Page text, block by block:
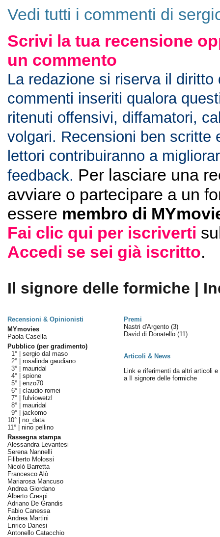
Vedi tutti i commenti di
Scrivi la tua recensione
un commento
La redazione si riserva il diritto
commenti inseriti qualora
ritenuti offensivi, diffamatori,
volgari. Recensioni ben scritte
lettori contribuiranno a
feedback. Per lasciare una
avviare o partecipare a un
essere membro di
Fai clic qui per iscriverti
Accedi se sei già iscritto.
Il signore delle formiche |
Recensioni & Opinionisti
Premi
MYmovies
Paola Casella
Pubblico (per gradimento)
1° | sergio dal maso
2° | rosalinda gaudiano
3° | mauridal
4° | spione
5° | enzo70
6° | claudio romei
7° | fulviowetzl
8° | mauridal
9° | jackomo
10° | no_data
11° | nino pellino
Rassegna stampa
Alessandra Levantesi
Serena Nannelli
Filiberto Molossi
Nicolò Barretta
Francesco Alò
Mariarosa Mancuso
Andrea Giordano
Alberto Crespi
Adriano De Grandis
Fabio Canessa
Andrea Martini
Enrico Danesi
Antonello Catacchio
Nastri d'Argento (3)
David di Donatello (11)
Articoli & News
Link e riferimenti da altri articoli e
a Il signore delle formiche